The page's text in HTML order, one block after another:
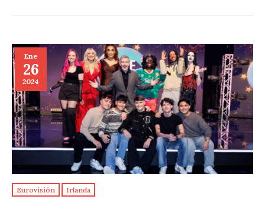
Ene
26
2024
Eurovisión Irlanda